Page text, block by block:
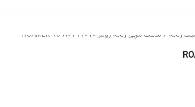
زنانه / ساعت مچی زنانه رومر ROAMER 996990 49 20 20